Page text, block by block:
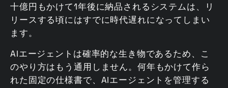
十億円もかけて1年後に納品されるシステムは、リ
リースする頃にはすでに時代遅れになってしまい
ます。
AIエージェントは確率的な生き物であるため、こ
のやり方はもう通用しません。何年もかけて作ら
れた固定の仕様書で、AIエージェントを管理する